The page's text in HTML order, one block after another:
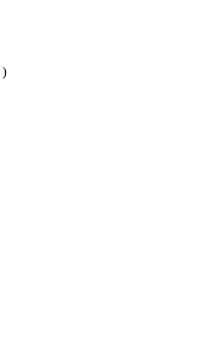
)